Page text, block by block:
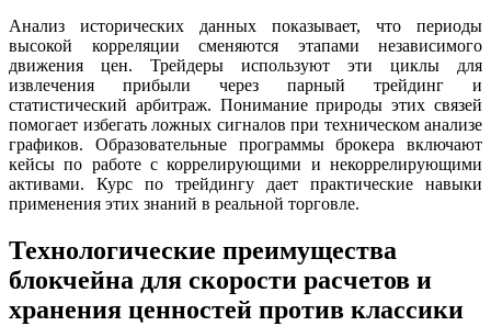
Анализ исторических данных показывает, что периоды
высокой корреляции сменяются этапами независимого
движения цен. Трейдеры используют эти циклы для
извлечения прибыли через парный трейдинг и
статистический арбитраж. Понимание природы этих связей
помогает избегать ложных сигналов при техническом анализе
графиков. Образовательные программы брокера включают
кейсы по работе с коррелирующими и некоррелирующими
активами. Курс по трейдингу дает практические навыки
применения этих знаний в реальной торговле.
Технологические преимущества
блокчейна для скорости расчетов и
хранения ценностей против классики